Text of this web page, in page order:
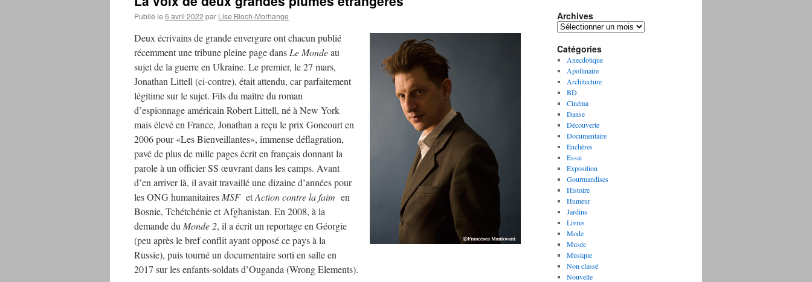
Publié le 6 avril 2022 par Lise Bloch-Morhange
Deux écrivains de grande envergure ont chacun publié
récemment une tribune pleine page dans Le Mondeau
sujet de la guerre en Ukraine. Le premier, le 27 mars,
Jonathan Littell (ci-contre), était attendu, car parfaitement
légitime sur le sujet. Fils du maître du roman
d’espionnage américain Robert Littell, né à New York
mais élevé en France, Jonathan a reçu le prix Goncourt en
2006 pour «Les Bienveillantes», immense déflagration,
pavé de plus de mille pages écrit en français donnant la
parole à un officier SS œuvrant dans les camps. Avant
d’en arriver là, il avait travaillé une dizaine d’années pour
les ONG humanitaires MSFetAction contre la faim en
Bosnie, Tchétchénie et Afghanistan. En 2008, à la
demande du Monde 2, il a écrit un reportage en Géorgie
(peu après le bref conflit ayant opposé ce pays à la
Russie), puis tourné un documentaire sorti en salle en
2017 sur les enfants-soldats d’Ouganda (Wrong Elements).
Archives
A
c
h
i
v
e
s
Catégories
Anecdotique
Apollinaire
Architecture
BD
Cinéma
Danse
Découverte
Documentaire
Enchères
Essai
Exposition
Gourmandises
Histoire
Humeur
Jardins
Livres
Mode
Musée
Musique
Non classé
Nouvelle